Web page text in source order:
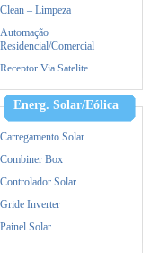
Clean – Limpeza
Automação
Residencial/Comercial
Receptor Via Satelite
Ar Condicionado
Triturador De Papel
Accessorios
Energ. Solar/Eólica
Carregamento Solar
Combiner Box
Controlador Solar
Gride Inverter
Painel Solar